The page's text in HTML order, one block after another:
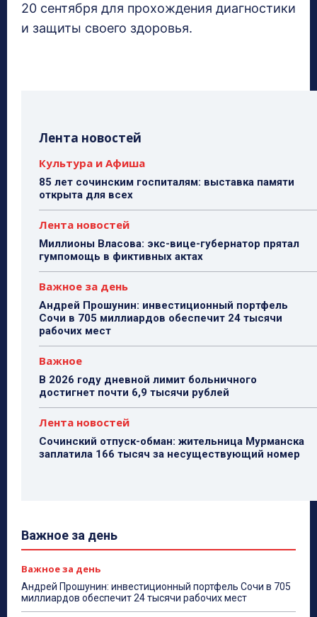
20 сентября для прохождения диагностики
и защиты своего здоровья.
Лента новостей
Культура и Афиша
85 лет сочинским госпиталям: выставка памяти
открыта для всех
Лента новостей
Миллионы Власова: экс-вице-губернатор прятал
гумпомощь в фиктивных актах
Важное за день
Андрей Прошунин: инвестиционный портфель
Сочи в 705 миллиардов обеспечит 24 тысячи
рабочих мест
Важное
В 2026 году дневной лимит больничного
достигнет почти 6,9 тысячи рублей
Лента новостей
Сочинский отпуск-обман: жительница Мурманска
заплатила 166 тысяч за несуществующий номер
Важное за день
Важное за день
Андрей Прошунин: инвестиционный портфель Сочи в 705
миллиардов обеспечит 24 тысячи рабочих мест